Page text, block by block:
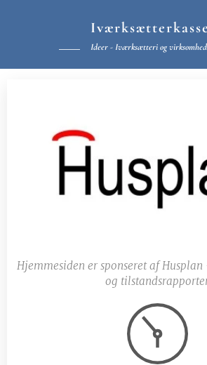
Ideer - Iværksætteri og
Hjemmesiden er sponseret af
og